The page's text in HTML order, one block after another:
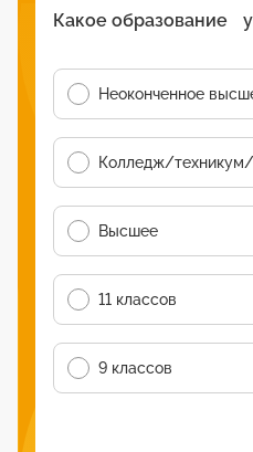
Какое образование
Неоконченное
Колледж/
Высшее
11 классов
9 классов